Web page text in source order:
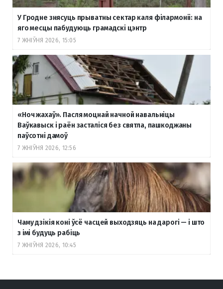
У Гродне знясуць прыватны сектар каля філармоніі: на
яго месцы пабудуюць грамадскі цэнтр
7 ЖНІЎНЯ 2026, 15:05
«Ноч жахаў». Пасля моцнай начной навальніцы
Ваўкавыск і раён засталіся без святла, пашкоджаны
паўсотні дамоў
7 ЖНІЎНЯ 2026, 12:56
Чаму дзікія коні ўсё часцей выходзяць на дарогі — і што
з імі будуць рабіць
7 ЖНІЎНЯ 2026, 10:45